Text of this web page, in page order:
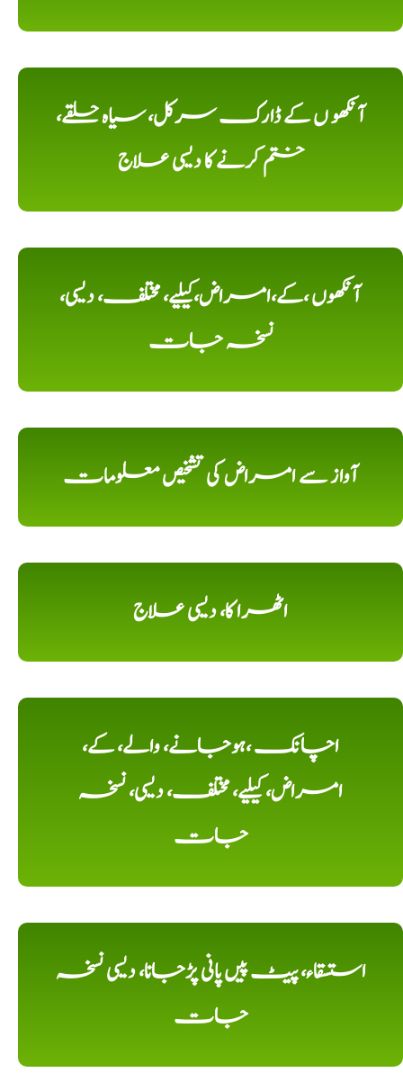
آنکھو ں کے ڈارک سرکل، سیاہ حلقے،
ختم کرنے کا دیسی علاج
آنکھوں ،کے،امراض،کیلیے، مختلف، دیسی،
نسخہ جات
آواز سے امراض کی تشخیص معلومات
اٹھرا کا، دیسی علاج
اچانک ،ہوجانے، والے، کے،
امراض، کیلیے، مختلف، دیسی، نسخہ
جات
استسقاء، پیٹ پیں پانی پڑجانا، دیسی نسخہ
جات